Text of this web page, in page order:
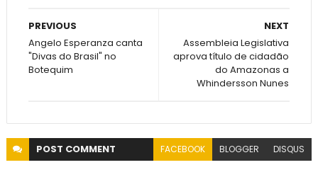
NEXT
Assembleia Legislativa
aprova título de cidadão
do Amazonas a
Whindersson Nunes
PREVIOUS
Angelo Esperanza canta
"Divas do Brasil" no
Botequim
POST COMMENT FACEBOOK BLOGGER DISQUS